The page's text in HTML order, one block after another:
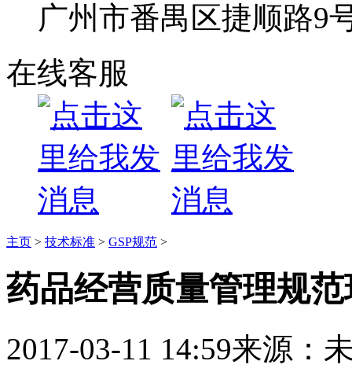
广州市番禺区捷顺路9
在线客服
主页 > 技术标准 > GSP规范 >
药品经营质量管理规
2017-03-11 14:59来源：